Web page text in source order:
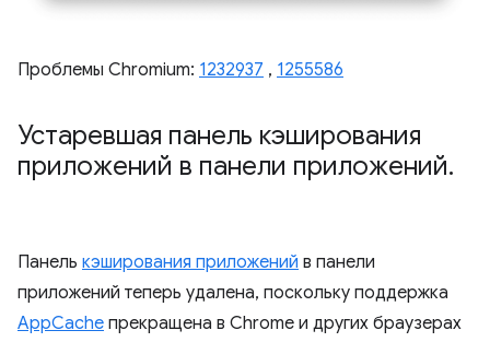
Проблемы Chromium: 1232937 , 1255586
Устаревшая панель кэширования
приложений в панели приложений.
Панель кэширования приложений в панели
приложений теперь удалена, поскольку поддержка
AppCache прекращена в Chrome и других браузерах